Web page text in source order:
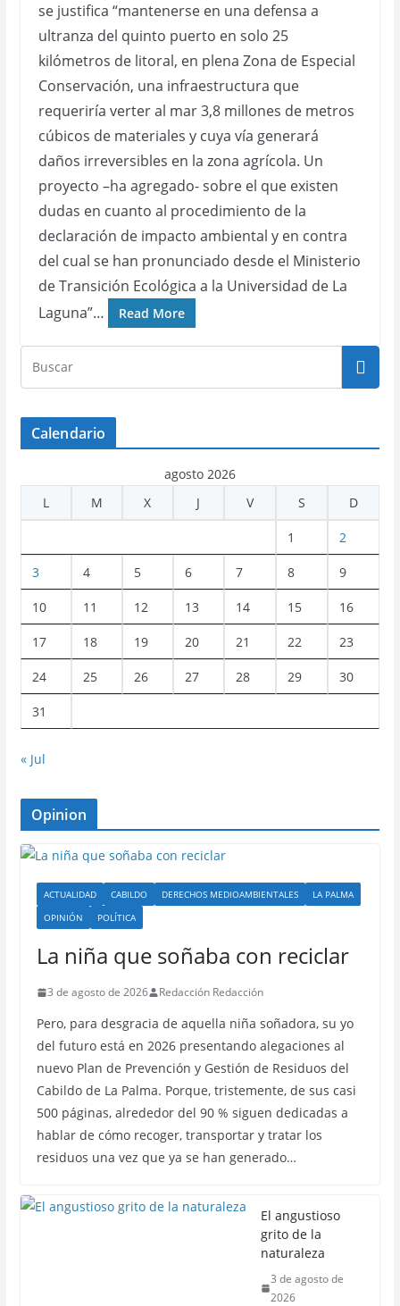
se justifica “mantenerse en una defensa a
ultranza del quinto puerto en solo 25
kilómetros de litoral, en plena Zona de Especial
Conservación, una infraestructura que
requeriría verter al mar 3,8 millones de metros
cúbicos de materiales y cuya vía generará
daños irreversibles en la zona agrícola. Un
proyecto –ha agregado- sobre el que existen
dudas en cuanto al procedimiento de la
declaración de impacto ambiental y en contra
del cual se han pronunciado desde el Ministerio
de Transición Ecológica a la Universidad de La
Laguna”…
Read More
Calendario
agosto 2026
L
M X J V S D
1 2
3 4 5 6 7 8 9
10 11 12 13 14 15 16
17 18 19 20 21 22 23
24 25 26 27 28 29 30
31
« Jul
Opinion
ACTUALIDAD CABILDO DERECHOS MEDIOAMBIENTALES
LA PALMA
OPINIÓN
POLÍTICA
La niña que soñaba con reciclar
3 de agosto de 2026 Redacción Redacción
Pero, para desgracia de aquella niña soñadora, su yo
del futuro está en 2026 presentando alegaciones al
nuevo Plan de Prevención y Gestión de Residuos del
Cabildo de La Palma. Porque, tristemente, de sus casi
500 páginas, alrededor del 90 % siguen dedicadas a
hablar de cómo recoger, transportar y tratar los
residuos una vez que ya se han generado…
El angustioso
grito de la
naturaleza
3 de agosto de
2026